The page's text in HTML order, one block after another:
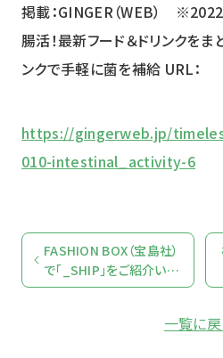
YUZU HEADS
ユズ ヘッズ
SHISO
シソ フューチャー
ホップ ブリーズ
掲載：GINGER（WEB）
腸活！最新フード＆ドリンクをま
ンクで手軽に菌を補給 URL：
https://gingerweb.jp/
010-intestinal_activity-6
FASHION BOX（宝島社）
で「_SHIP」をご紹介いた
だきました。
一覧に